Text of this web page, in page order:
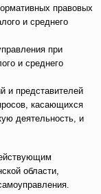
правовых
и среднего
при
и среднего
и представителей
касающихся
деятельность, и
области,